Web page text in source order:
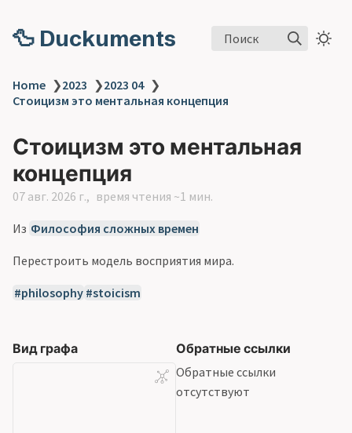
🦆 Duckuments Поиск
Home ❯2023 ❯2023 04 ❯
Стоицизм это ментальная концепция
Стоицизм это ментальная
концепция
07 авг. 2026 г. время чтения ~1 мин.
Из Философия сложных времен
Перестроить модель восприятия мира.
philosophy stoicism
Вид графа
Обратные ссылки
Обратные ссылки
отсутствуют